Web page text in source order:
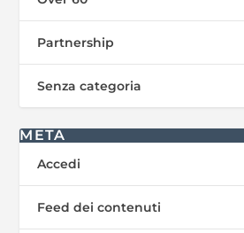
Partnership
Senza categoria
META
Accedi
Feed dei contenuti